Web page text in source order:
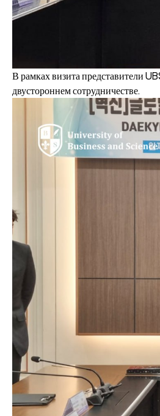
В рамках визита представители
двустороннем сотрудничестве.